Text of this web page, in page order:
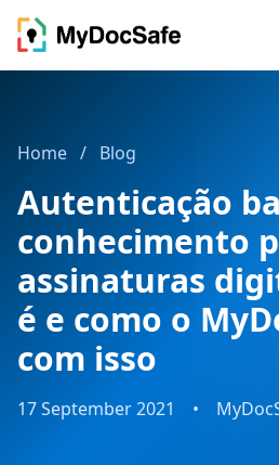
Home / Blog
Autenticação
conhecimento
assinaturas
é e como o
com isso
17 September 2021 •